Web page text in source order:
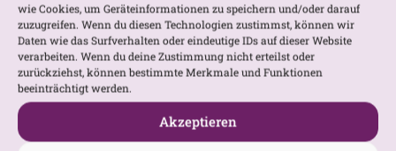
wie Cookies, um Geräteinformationen zu speichern und/oder darauf
zuzugreifen. Wenn du diesen Technologien zustimmst, können wir
Daten wie das Surfverhalten oder eindeutige IDs auf dieser Website
verarbeiten. Wenn du deine Zustimmung nicht erteilst oder
zurückziehst, können bestimmte Merkmale und Funktionen
beeinträchtigt werden.
Akzeptieren